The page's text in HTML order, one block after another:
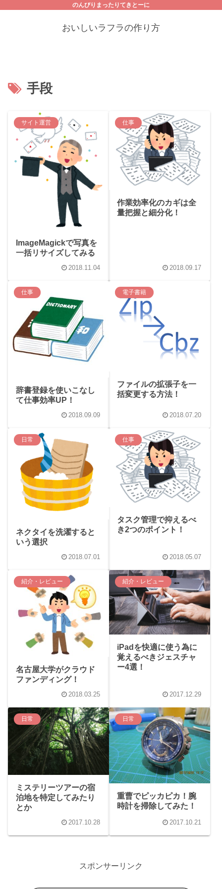
のんびりまったりてきとーに
おいしいラフラの作り方
手段
サイト運営
ImageMagickで写真を
一括リサイズしてみる
2018.11.04
仕事
作業効率化のカギは全
量把握と細分化！
2018.09.17
仕事
辞書登録を使いこなし
て仕事効率UP！
2018.09.09
電子書籍
ファイルの拡張子を一
括変更する方法！
2018.07.20
日常
ネクタイを洗濯すると
いう選択
2018.07.01
仕事
タスク管理で抑えるべ
き2つのポイント！
2018.05.07
紹介・レビュー
名古屋大学がクラウド
ファンディング！
2018.03.25
紹介・レビュー
iPadを快適に使う為に
覚えるべきジェスチャ
ー4選！
2017.12.29
日常
ミステリーツアーの宿
泊地を特定してみたり
とか
2017.10.28
日常
重曹でピッカピカ！腕
時計を掃除してみた！
2017.10.21
スポンサーリンク